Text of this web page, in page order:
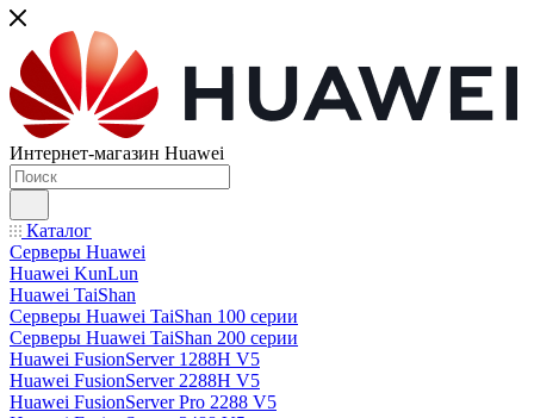
Интернет-магазин Huawei
Каталог
Серверы Huawei
Huawei KunLun
Huawei TaiShan
Серверы Huawei TaiShan 100 серии
Серверы Huawei TaiShan 200 серии
Huawei FusionServer 1288H V5
Huawei FusionServer 2288H V5
Huawei FusionServer Pro 2288 V5